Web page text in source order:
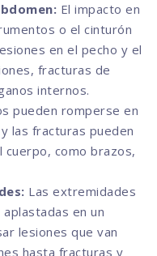
El impacto en
o el cinturón
en el pecho y el
fracturas de
internos.
pueden romperse en
las fracturas pueden
como brazos,
Las extremidades
en un
lesiones que van
hasta fracturas y